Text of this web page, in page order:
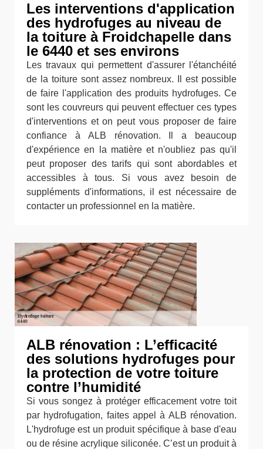
Les interventions d'application
des hydrofuges au niveau de
la toiture à Froidchapelle dans
le 6440 et ses environs
Les travaux qui permettent d'assurer l'étanchéité
de la toiture sont assez nombreux. Il est possible
de faire l'application des produits hydrofuges. Ce
sont les couvreurs qui peuvent effectuer ces types
d'interventions et on peut vous proposer de faire
confiance à ALB rénovation. Il a beaucoup
d'expérience en la matière et n'oubliez pas qu'il
peut proposer des tarifs qui sont abordables et
accessibles à tous. Si vous avez besoin de
suppléments d'informations, il est nécessaire de
contacter un professionnel en la matière.
ALB rénovation : L’efficacité
des solutions hydrofuges pour
la protection de votre toiture
contre l’humidité
Si vous songez à protéger efficacement votre toit
par hydrofugation, faites appel à ALB rénovation.
L'hydrofuge est un produit spécifique à base d'eau
ou de résine acrylique siliconée. C’est un produit à